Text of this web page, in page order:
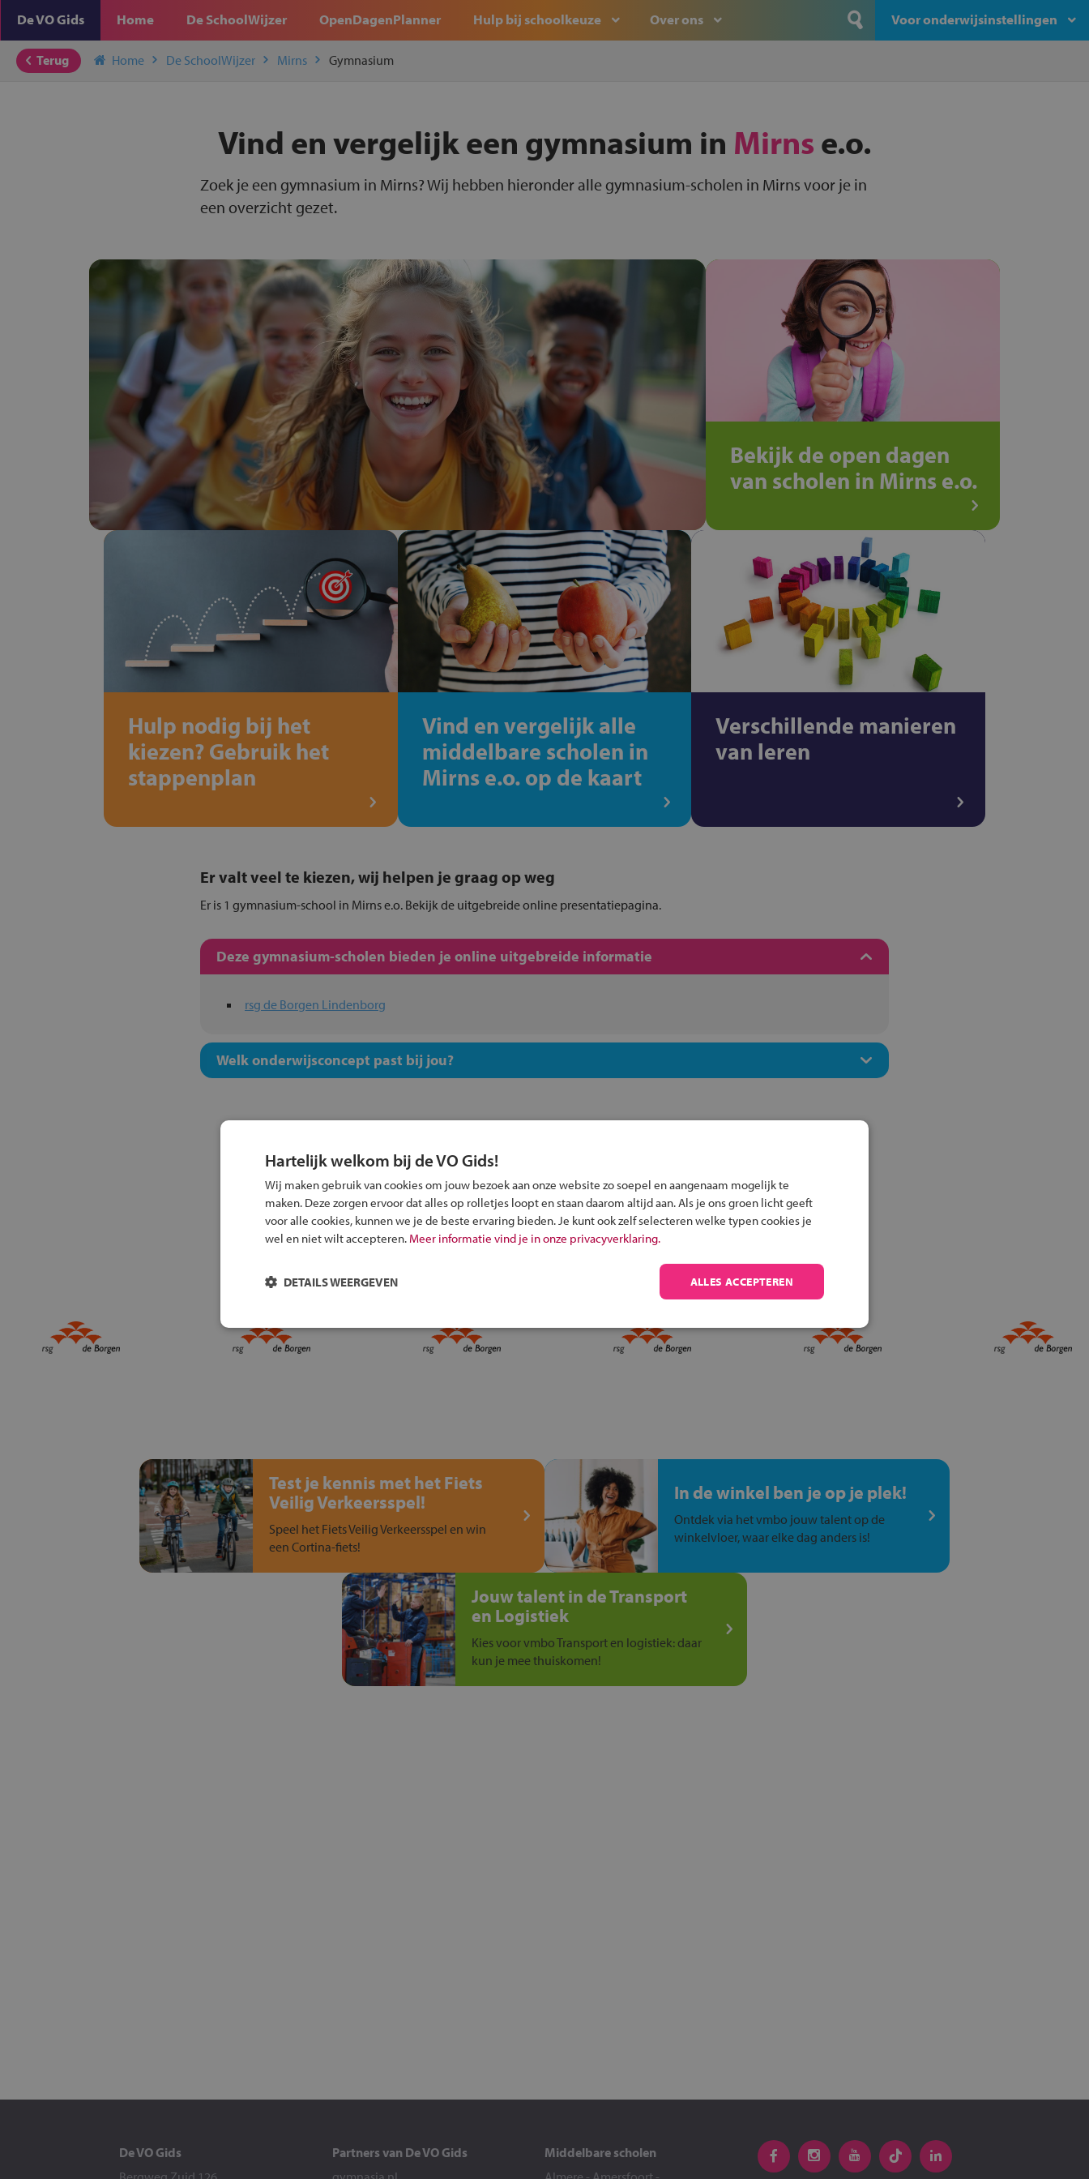
De VO Gids Home De SchoolWijzer OpenDagenPlanner Hulp bij schoolkeuze Over ons Voor onderwijsinstellingen
Terug Home De SchoolWijzer Mirns Gymnasium
Vind en vergelijk een gymnasium in Mirnse.o.
Zoek je een gymnasium in Mirns? Wij hebben hieronder alle gymnasium-scholen in Mirns voor je in
een overzicht gezet.
Bekijk de open dagen
van scholen in Mirns e.o.
Hulp nodig bij het
kiezen? Gebruik het
stappenplan
Vind en vergelijk alle
middelbare scholen in
Mirns e.o. op de kaart
Verschillende manieren
van leren
Er valt veel te kiezen, wij helpen je graag op weg
Er is 1 gymnasium-school in Mirns e.o. Bekijk de uitgebreide online presentatiepagina.
Deze gymnasium-scholen bieden je online uitgebreide informatie
rsg de Borgen Lindenborg
Welk onderwijsconcept past bij jou?
Inschrijven?
Alle informatie om je kind aan te melden bij
een middelbare school.
Test je kennis met het Fiets
Veilig Verkeersspel!
Speel het Fiets Veilig Verkeersspel en win
een Cortina-fiets!
In de winkel ben je op je plek!
Ontdek via het vmbo jouw talent op de
winkelvloer, waar elke dag anders is!
Jouw talent in de Transport
en Logistiek
Kies voor vmbo Transport en logistiek: daar
kun je mee thuiskomen!
De VO Gids
Partners van De VO Gids
Middelbare scholen
Hartelijk welkom bij de VO Gids!
Wij maken gebruik van cookies om jouw bezoek aan onze website zo soepel en aangenaam mogelijk te
maken. Deze zorgen ervoor dat alles op rolletjes loopt en staan daarom altijd aan. Als je ons groen licht geeft
voor alle cookies, kunnen we je de beste ervaring bieden. Je kunt ook zelf selecteren welke typen cookies je
wel en niet wilt accepteren. Meer informatie vind je in onze privacyverklaring.
ALLES ACCEPTEREN
DETAILS WEERGEVEN